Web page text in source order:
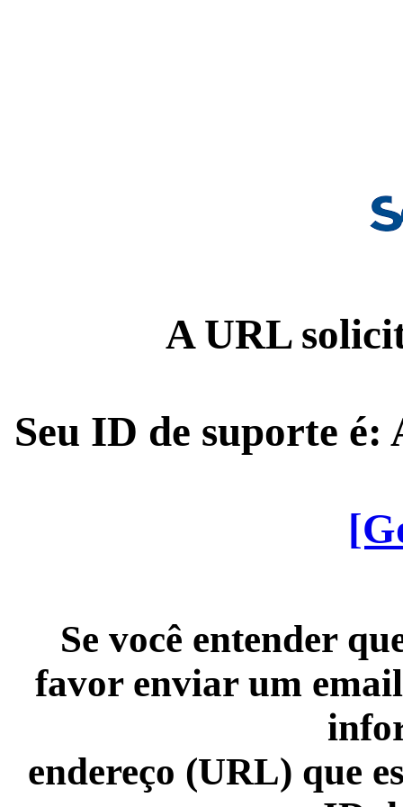
A URL
Seu ID de suporte é:
Se você entender
favor enviar um
endereço (URL) que